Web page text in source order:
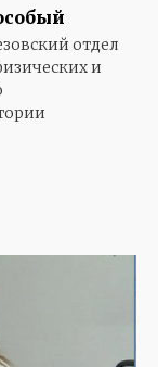
отдел
и